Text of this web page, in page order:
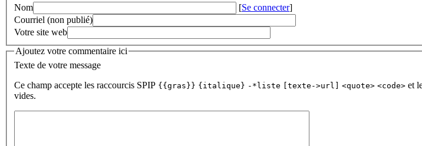
Nom
[Se connecter]
Courriel (non publié)
Votre site web
Ajoutez votre commentaire ici
Texte de votre message
Ce champ accepte les raccourcis SPIP {{gras}} {italique} -*liste [texte->url] <quote> <code> et
vides.